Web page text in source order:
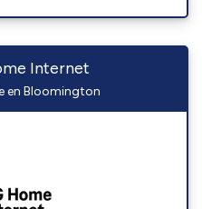
Internet
en Bloomington